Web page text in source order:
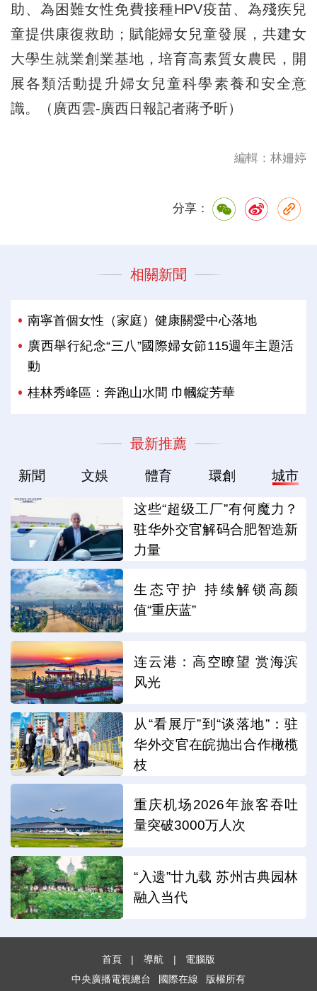
助、為困難女性免費接種HPV疫苗、為殘疾兒
童提供康復救助；賦能婦女兒童發展，共建女
大學生就業創業基地，培育高素質女農民，開
展各類活動提升婦女兒童科學素養和安全意
識。（廣西雲-廣西日報記者蔣予昕）
編輯：林姍婷
分享：
相關新聞
南寧首個女性（家庭）健康關愛中心落地
廣西舉行紀念“三八”國際婦女節115週年主題活
動
桂林秀峰區：奔跑山水間 巾幗綻芳華
最新推薦
新聞 文娛 體育 環創 城市
这些“超级工厂”有何魔力？
驻华外交官解码合肥智造新
力量
生态守护 持续解锁高颜
值“重庆蓝”
连云港：高空瞭望 赏海滨
风光
从“看展厅”到“谈落地”：驻
华外交官在皖抛出合作橄榄
枝
重庆机场2026年旅客吞吐
量突破3000万人次
“入遗”廿九载 苏州古典园林
融入当代
首頁 | 導航 |
電腦版
中央廣播電視總台
國際在線 版權所有